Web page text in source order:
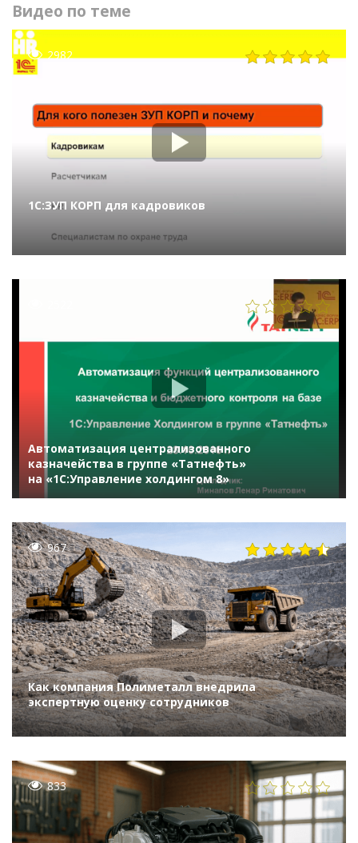
Видео по теме
2982
1С:ЗУП КОРП для кадровиков
Автоматизация централизованного
казначейства в группе «Татнефть»
на «1С:Управление холдингом 8»
967
Как компания Полиметалл внедрила
экспертную оценку сотрудников
833